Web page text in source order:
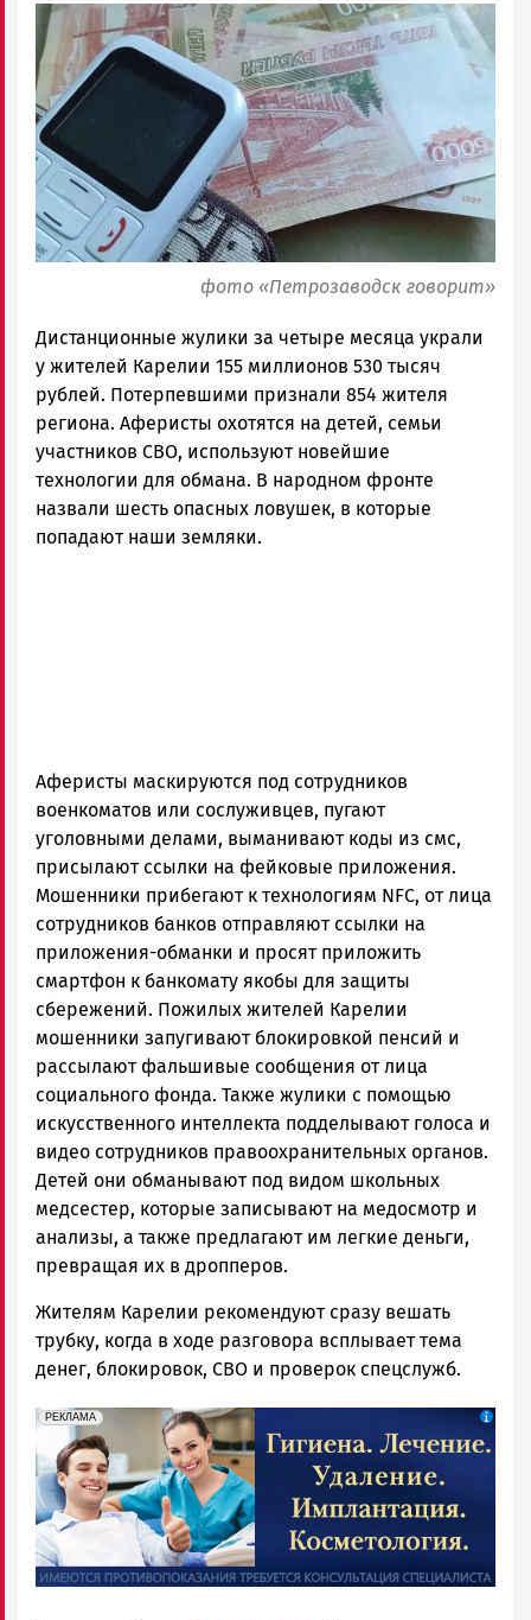
Карелии
|
Петрозаводск
ГОВОРИТ
Image
фото «Петрозаводск говорит»
Дистанционные жулики за четыре месяца украли
у жителей Карелии 155 миллионов 530 тысяч
рублей. Потерпевшими признали 854 жителя
региона. Аферисты охотятся на детей, семьи
участников СВО, используют новейшие
технологии для обмана. В народном фронте
назвали шесть опасных ловушек, в которые
попадают наши земляки.
Аферисты маскируются под сотрудников
военкоматов или сослуживцев, пугают
уголовными делами, выманивают коды из смс,
присылают ссылки на фейковые приложения.
Мошенники прибегают к технологиям NFC, от лица
сотрудников банков отправляют ссылки на
приложения-обманки и просят приложить
смартфон к банкомату якобы для защиты
сбережений. Пожилых жителей Карелии
мошенники запугивают блокировкой пенсий и
рассылают фальшивые сообщения от лица
социального фонда. Также жулики с помощью
искусственного интеллекта подделывают голоса и
видео сотрудников правоохранительных органов.
Детей они обманывают под видом школьных
медсестер, которые записывают на медосмотр и
анализы, а также предлагают им легкие деньги,
превращая их в дропперов.
Жителям Карелии рекомендуют сразу вешать
трубку, когда в ходе разговора всплывает тема
денег, блокировок, СВО и проверок спецслужб.
erid: 2SDnjdpiKp6
РЕКЛАМА
Реклама